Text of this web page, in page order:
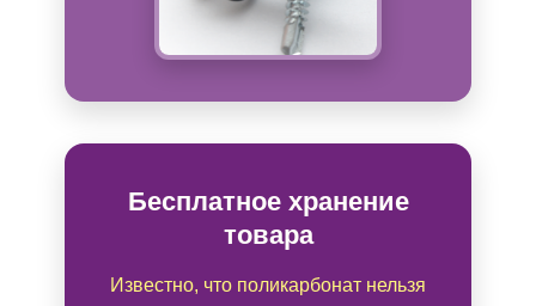
Бесплатное хранение
товара
Известно, что поликарбонат нельзя